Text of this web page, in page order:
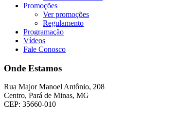
Promoções
Ver promoções
Regulamento
Programação
Vídeos
Fale Conosco
Onde Estamos
Rua Major Manoel Antônio, 208
Centro, Pará de Minas, MG
CEP: 35660-010